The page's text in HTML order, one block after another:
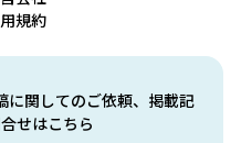
に関してのご依頼、掲載記
せはこちら
規約